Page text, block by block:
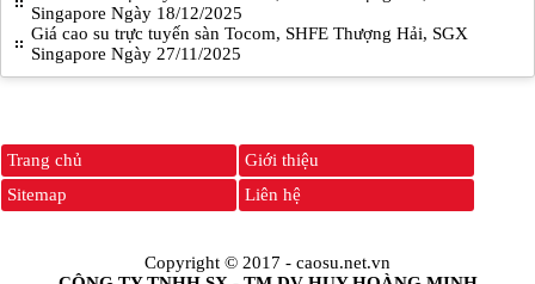
Singapore Ngày 18/12/2025
Giá cao su trực tuyến sàn Tocom, SHFE Thượng Hải, SGX
Singapore Ngày 27/11/2025
Trang chủ
Giới thiệu
Sitemap
Liên hệ
Copyright © 2017 - caosu.net.vn